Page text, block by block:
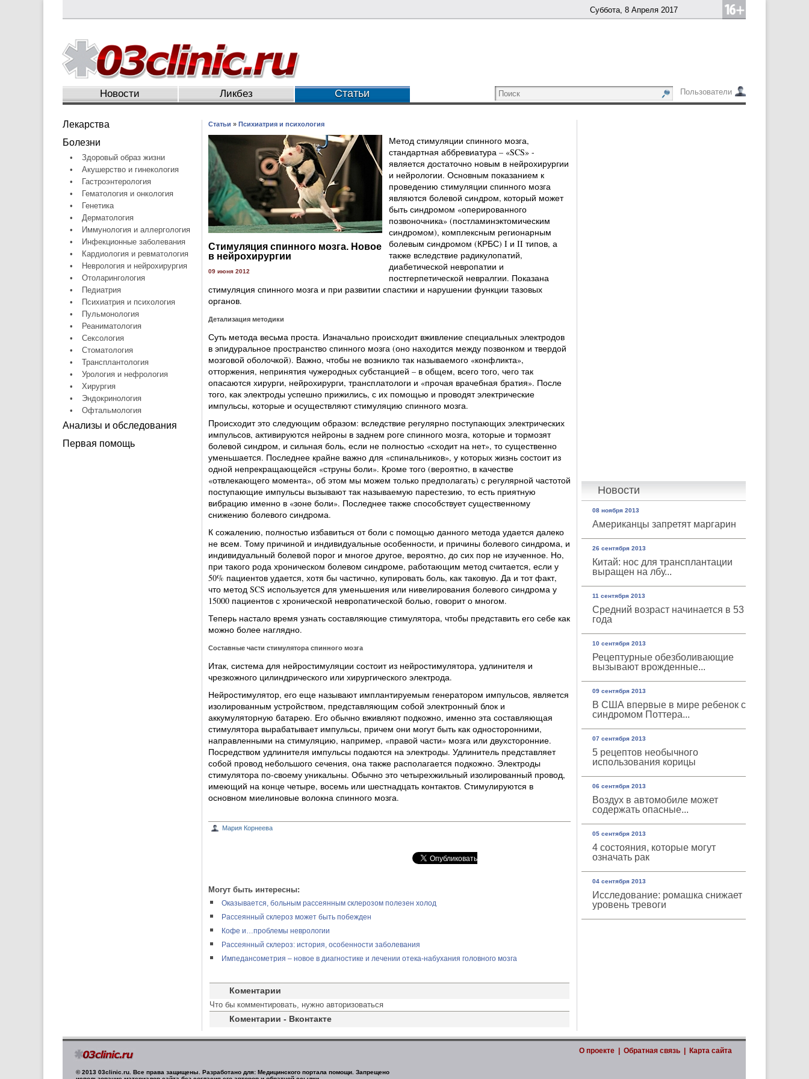
Суббота, 8 Апреля 2017
Пользователи
Новости Ликбез Статьи
Лекарства
Болезни
•
Здоровый образ жизни
•
Акушерство и гинекология
•
Гастроэнтерология
•
Гематология и онкология
•
Генетика
•
Дерматология
•
Иммунология и аллергология
•
Инфекционные заболевания
•
Кардиология и ревматология
•
Неврология и нейрохирургия
•
Отоларингология
•
Педиатрия
•
Психиатрия и психология
•
Пульмонология
•
Реаниматология
•
Сексология
•
Стоматология
•
Трансплантология
•
Урология и нефрология
•
Хирургия
•
Эндокринология
•
Офтальмология
Анализы и обследования
Первая помощь
Новости
08 ноября 2013
Американцы запретят маргарин
26 сентября 2013
Китай: нос для трансплантации
выращен на лбу...
11 сентября 2013
Средний возраст начинается в 53
года
10 сентября 2013
Рецептурные обезболивающие
вызывают врожденные...
09 сентября 2013
В США впервые в мире ребенок с
синдромом Поттера...
07 сентября 2013
5 рецептов необычного
использования корицы
06 сентября 2013
Воздух в автомобиле может
содержать опасные...
05 сентября 2013
4 состояния, которые могут
означать рак
04 сентября 2013
Исследование: ромашка снижает
уровень тревоги
Статьи » Психиатрия и психология
Стимуляция спинного мозга. Новое
в нейрохирургии
09 июня 2012
Метод стимуляции спинного мозга,
стандартная аббревиатура – «SCS» -
является достаточно новым в нейрохирургии
и нейрологии. Основным показанием к
проведению стимуляции спинного мозга
являются болевой синдром, который может
быть синдромом «оперированного
позвоночника» (постламинэктомическим
синдромом), комплексным регионарным
болевым синдромом (КРБС) I и II типов, а
также вследствие радикулопатий,
диабетической невропатии и
постгерпетической невралгии. Показана
стимуляция спинного мозга и при развитии спастики и нарушении функции тазовых
органов.
Детализация методики
Суть метода весьма проста. Изначально происходит вживление специальных электродов
в эпидуральное пространство спинного мозга (оно находится между позвонком и твердой
мозговой оболочкой). Важно, чтобы не возникло так называемого «конфликта»,
отторжения, непринятия чужеродных субстанцией – в общем, всего того, чего так
опасаются хирурги, нейрохирурги, трансплатологи и «прочая врачебная братия». После
того, как электроды успешно прижились, с их помощью и проводят электрические
импульсы, которые и осуществляют стимуляцию спинного мозга.
Происходит это следующим образом: вследствие регулярно поступающих электрических
импульсов, активируются нейроны в заднем роге спинного мозга, которые и тормозят
болевой синдром, и сильная боль, если не полностью «сходит на нет», то существенно
уменьшается. Последнее крайне важно для «спинальников», у которых жизнь состоит из
одной непрекращающейся «струны боли». Кроме того (вероятно, в качестве
«отвлекающего момента», об этом мы можем только предполагать) с регулярной частотой
поступающие импульсы вызывают так называемую парестезию, то есть приятную
вибрацию именно в «зоне боли». Последнее также способствует существенному
снижению болевого синдрома.
К сожалению, полностью избавиться от боли с помощью данного метода удается далеко
не всем. Тому причиной и индивидуальные особенности, и причины болевого синдрома, и
индивидуальный болевой порог и многое другое, вероятно, до сих пор не изученное. Но,
при такого рода хроническом болевом синдроме, работающим метод считается, если у
50% пациентов удается, хотя бы частично, купировать боль, как таковую. Да и тот факт,
что метод SCS используется для уменьшения или нивелирования болевого синдрома у
15000 пациентов с хронической невропатической болью, говорит о многом.
Теперь настало время узнать составляющие стимулятора, чтобы представить его себе как
можно более наглядно.
Составные части стимулятора спинного мозга
Итак, система для нейростимуляции состоит из нейростимулятора, удлинителя и
чрезкожного цилиндрического или хирургического электрода.
Нейростимулятор, его еще называют имплантируемым генератором импульсов, является
изолированным устройством, представляющим собой электронный блок и
аккумуляторную батарею. Его обычно вживляют подкожно, именно эта составляющая
стимулятора вырабатывает импульсы, причем они могут быть как односторонними,
направленными на стимуляцию, например, «правой части» мозга или двухсторонние.
Посредством удлинителя импульсы подаются на электроды. Удлинитель представляет
собой провод небольшого сечения, она также располагается подкожно. Электроды
стимулятора по-своему уникальны. Обычно это четырехжильный изолированный провод,
имеющий на конце четыре, восемь или шестнадцать контактов. Стимулируются в
основном миелиновые волокна спинного мозга.
Мария Корнеева
Могут быть интересны:
Оказывается, больным рассеянным склерозом полезен холод
Рассеянный склероз может быть побежден
Кофе и…проблемы неврологии
Рассеянный склероз: история, особенности заболевания
Импедансометрия – новое в диагностике и лечении отека-набухания головного мозга
Коментарии
Что бы комментировать, нужно авторизоваться
Коментарии - Вконтакте
© 2013 03clinic.ru. Все права защищены. Разработано для: Медицинского портала помощи. Запрещено
О проекте Обратная связь Карта сайта